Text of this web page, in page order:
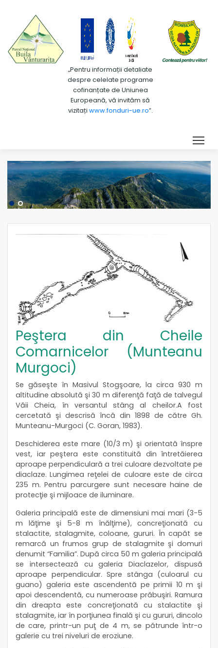
„Pentru informații detaliate
despre celelate programe
cofinanțate de Uniunea
Europeană, vă invităm să
vizitați www.fonduri-ue.ro”.
Peştera din Cheile
Comarnicelor (Munteanu
Murgoci)
Se găseşte în Masivul Stogşoare, la circa 930 m
altitudine absolută şi 30 m diferenţă faţă de talvegul
Văii Cheia, în versantul stâng al cheilor.A fost
cercetată şi descrisă încă din 1898 de către Gh.
Munteanu-Murgoci (C. Goran, 1983).
Deschiderea este mare (10/3 m) şi orientată înspre
vest, iar peştera este constituită din întretăierea
aproape perpendiculară a trei culoare dezvoltate pe
diaclaze. Lungimea reţelei de culoare este de circa
235 m. Pentru parcurgere sunt necesare haine de
protecţie şi mijloace de iluminare.
Galeria principală este de dimensiuni mai mari (3-5
m lăţime şi 5-8 m înălţime), concreţionată cu
stalactite, stalagmite, coloane, gururi. În capăt se
remarcă un frumos grup de stalagmite şi domuri
denumit “Familia”. După circa 50 m galeria principală
se intersectează cu galeria Diaclazelor, dispusă
aproape perpendicular. Spre stânga (culoarul cu
guano) galeria este ascendentă pe primii 10 m şi
apoi descendentă, cu numeroase prăbuşiri. Ramura
din dreapta este concreţionată cu stalactite şi
stalagmite, iar în porţiunea finală şi cu gururi, dincolo
de care, printr-un puţ de 4 m, se pătrunde într-o
galerie cu trei niveluri de eroziune.